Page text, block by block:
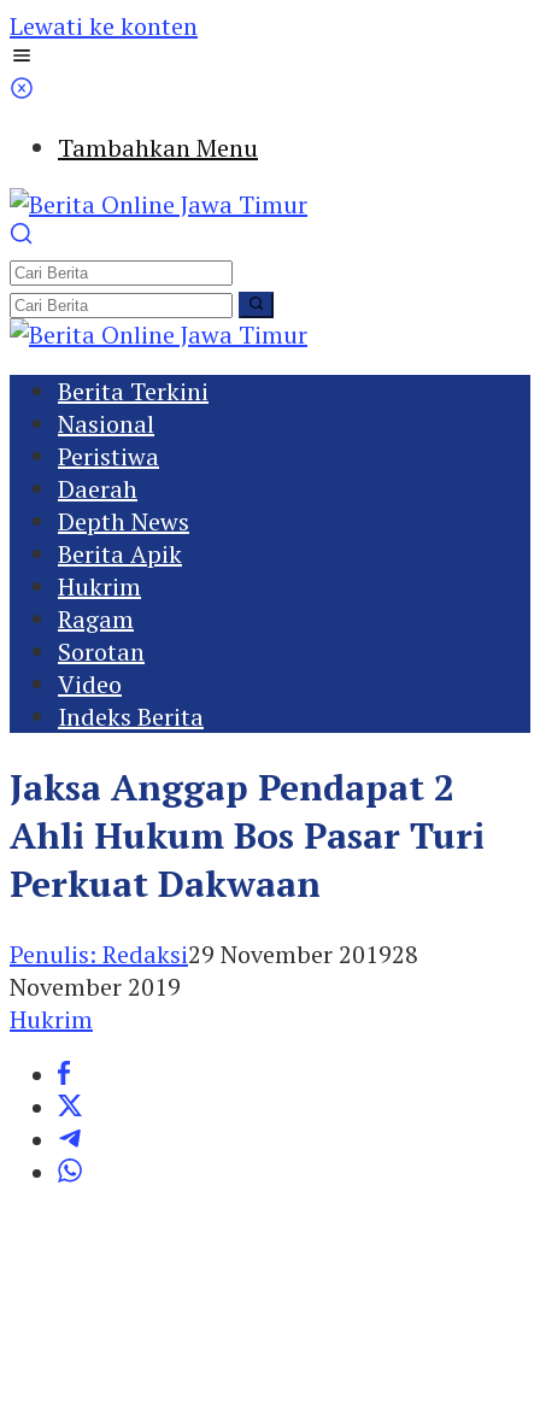
Lewati ke konten
Tambahkan Menu
Berita Terkini
Nasional
Peristiwa
Daerah
Depth News
Berita Apik
Hukrim
Ragam
Sorotan
Video
Indeks Berita
Jaksa Anggap Pendapat 2
Ahli Hukum Bos Pasar Turi
Perkuat Dakwaan
Penulis: Redaksi29 November 201928
November 2019
Hukrim